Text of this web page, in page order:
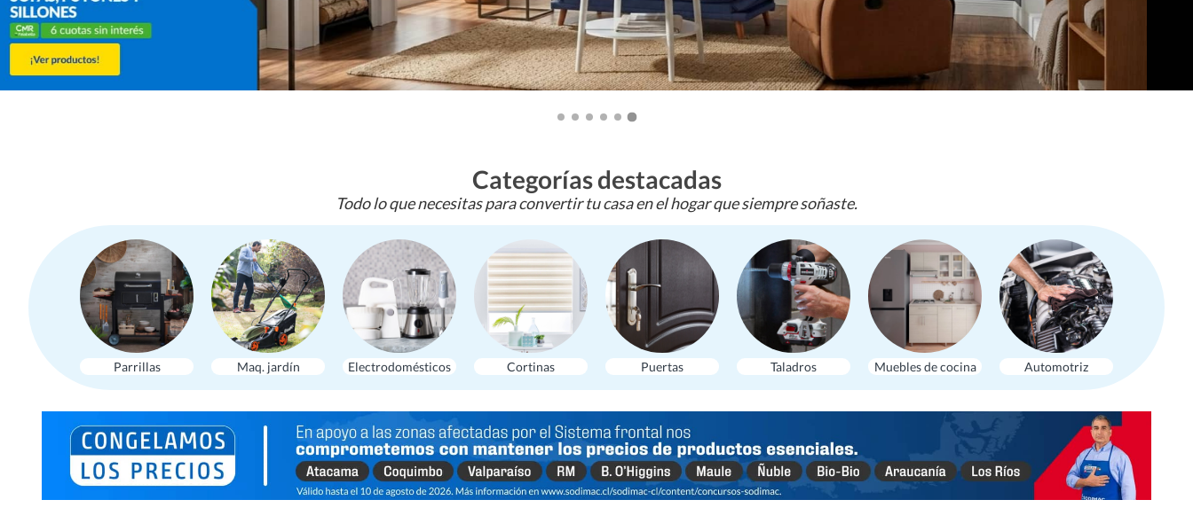
Categorías destacadas
Todo lo que necesitas para convertir tu casa en el hogar que siempre soñaste.
Parrillas Maq. jardín Electrodomésticos Cortinas Puertas Taladros Muebles de cocina Automotriz